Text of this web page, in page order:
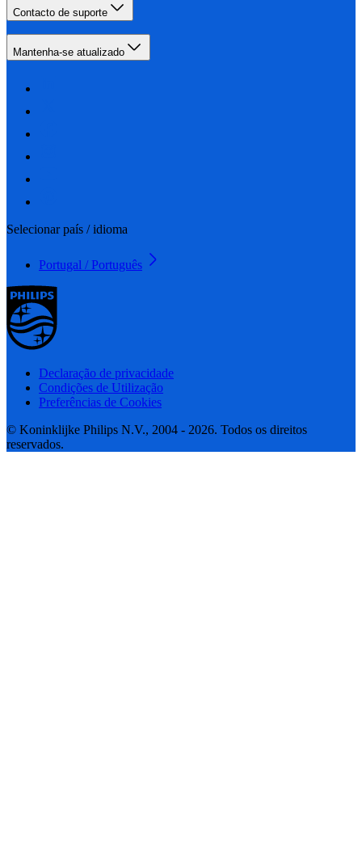
Contacto de suporte
Mantenha-se atualizado
Selecionar país / idioma
Portugal / Português
Declaração de privacidade
Condições de Utilização
Preferências de Cookies
© Koninklijke Philips N.V., 2004 - 2026. Todos os direitos
reservados.